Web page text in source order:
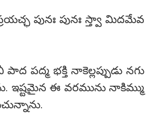
పునః పునః స్త్వా మిదమేవ
పద్మ భక్తి నాకెల్లప్పుడు నగు
ఇష్టమైన ఈ వరమును నాకిమ్ము